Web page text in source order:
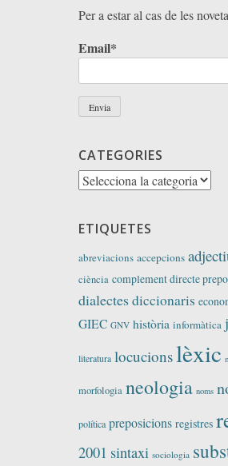
Per a estar al cas de les
Email*
CATEGORIES
Categories
ETIQUETES
abreviacions accepcions
ciència complement directe
dialectesdiccionaris
GIEC GNV història informàtica
literatura locucionslèxic
morfologia neologia noms
política preposicions registres
2001 sintaxi sociologia